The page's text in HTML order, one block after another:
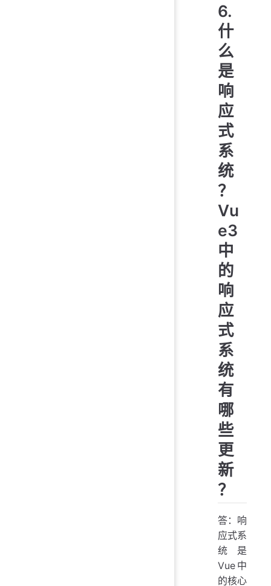
6.
什
么
是
响
应
式
系
统
？
Vu
e3
中
的
响
应
式
系
统
有
哪
些
更
新
？
答：响
应式系
统是
Vue中
的核心